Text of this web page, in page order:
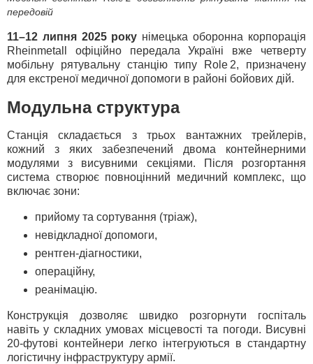
передовій
11–12 липня 2025 року німецька оборонна корпорація
Rheinmetall офіційно передала Україні вже четверту
мобільну рятувальну станцію типу Role 2, призначену
для екстреної медичної допомоги в районі бойових дій.
Модульна структура
Станція складається з трьох вантажних трейлерів,
кожний з яких забезпечений двома контейнерними
модулями з висувними секціями. Після розгортання
система створює повноцінний медичний комплекс, що
включає зони:
прийому та сортування (тріаж),
невідкладної допомоги,
рентген‑діагностики,
операційну,
реанімацію.
Конструкція дозволяє швидко розгорнути госпіталь
навіть у складних умовах місцевості та погоди. Висувні
20-футові контейнери легко інтегруються в стандартну
логістичну інфраструктуру армії.